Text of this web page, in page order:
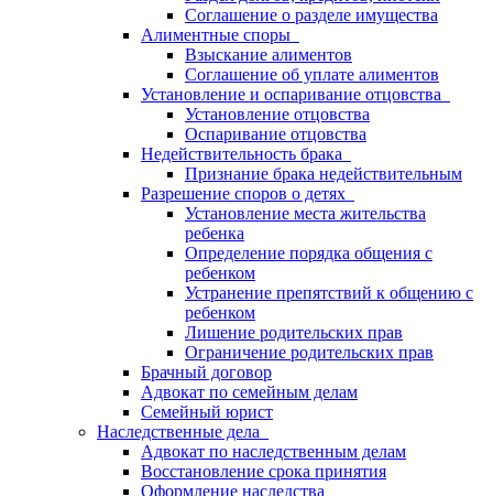
Соглашение о разделе имущества
Алиментные споры
Взыскание алиментов
Соглашение об уплате алиментов
Установление и оспаривание отцовства
Установление отцовства
Оспаривание отцовства
Недействительность брака
Признание брака недействительным
Разрешение споров о детях
Установление места жительства
ребенка
Определение порядка общения с
ребенком
Устранение препятствий к общению с
ребенком
Лишение родительских прав
Ограничение родительских прав
Брачный договор
Адвокат по семейным делам
Семейный юрист
Наследственные дела
Адвокат по наследственным делам
Восстановление срока принятия
Оформление наследства